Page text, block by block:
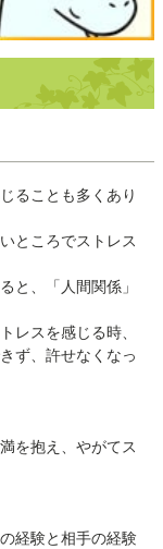
ることも多くあり
ところでストレス
と、「人間関係」
レスを感じる時、
ず、許せなくなっ
を抱え、やがてス
経験と相手の経験